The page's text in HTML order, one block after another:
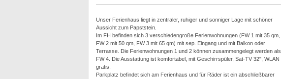
Unser Ferienhaus liegt in zentraler, ruhiger und sonniger Lage mit schöner
Aussicht zum Papststein.
Im FH befinden sich 3 verschiedengroße Ferienwohnungen (FW 1 mit 35 qm,
FW 2 mit 50 qm, FW 3 mit 65 qm) mit sep. Eingang und mit Balkon oder
Terrasse. Die Ferienwohnungen 1 und 2 können zusammengelegt werden als
FW 4. Die Ausstattung ist komfortabel, mit Geschirrspüler, Sat-TV 32", WLAN
gratis.
Parkplatz befindet sich am Ferienhaus und für Räder ist ein abschließbarer